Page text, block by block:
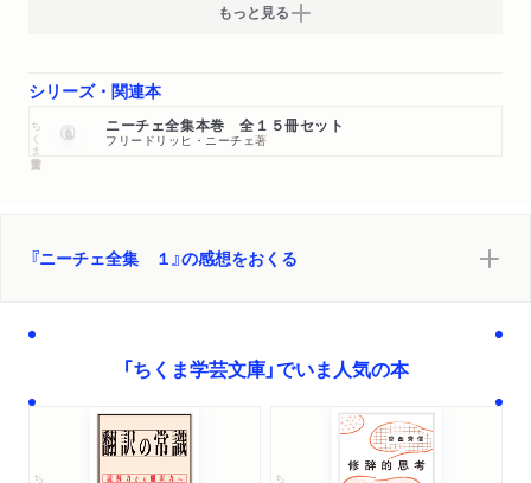
もっと見る
シリーズ・関連本
ちくま学芸文庫 ニーチェ全集本巻 全１５冊セット
フリードリッヒ・ニーチェ著
『ニーチェ全集 １』の感想をおくる
「ちくま学芸文庫」でいま人気の本